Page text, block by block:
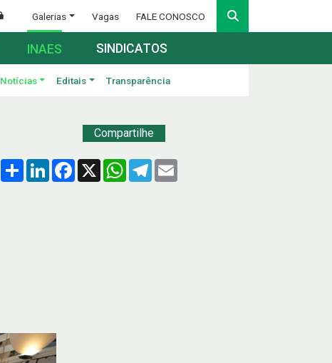
Galerias Vagas FALE CONOSCO
INAES SINDICATOS
Notícias Editais Transparência
Compartilhe
Compartilhar
LinkedInFacebook
X WhatsApp
Telegram